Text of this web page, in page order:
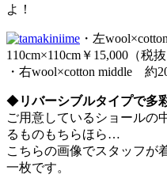
よ！
・左
110cm×110cm￥15,000（税抜
・右wool×cotton middle 約
◆リバーシブルタイプで多
ご用意しているショールの
るものもちらほら…
こちらの画像でスタッフが
一枚です。